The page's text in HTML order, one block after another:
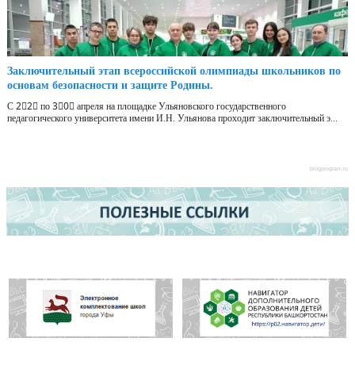
Заключительный этап всероссийской олимпиады школьников по
основам безопасности и защите Родины.
С 2⃣2⃣ по 3⃣0⃣ апреля на площадке Ульяновского государственного
педагогического университета имени И.Н. Ульянова проходит заключительный э...
blogprogram.ru